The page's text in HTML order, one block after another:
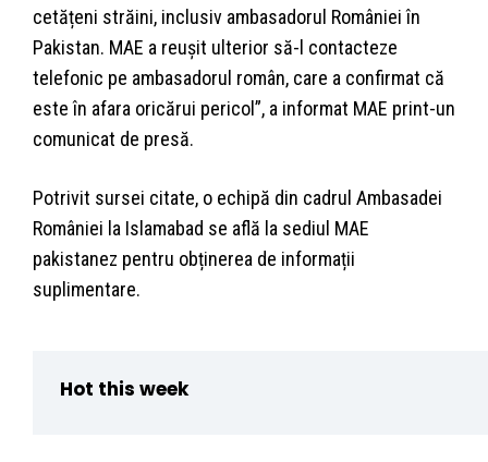
cetățeni străini, inclusiv ambasadorul României în
Pakistan. MAE a reușit ulterior să-l contacteze
telefonic pe ambasadorul român, care a confirmat că
este în afara oricărui pericol”, a informat MAE print-un
comunicat de presă.
Potrivit sursei citate, o echipă din cadrul Ambasadei
României la Islamabad se află la sediul MAE
pakistanez pentru obținerea de informații
suplimentare.
Hot this week